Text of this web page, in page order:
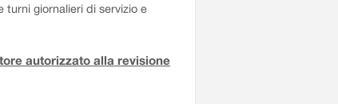
turni giornalieri di servizio e
autorizzato alla revisione